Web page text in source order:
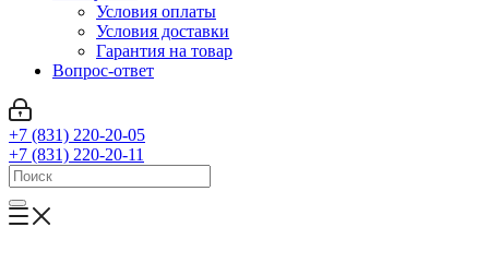
Условия оплаты
Условия доставки
Гарантия на товар
Вопрос-ответ
+7 (831) 220-20-05
+7 (831) 220-20-11